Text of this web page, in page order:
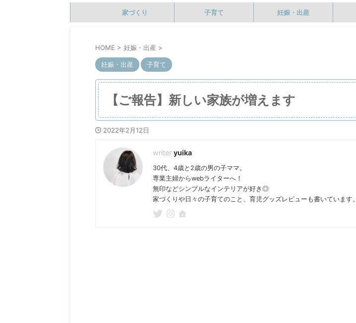
家づくり 子育て 妊娠・出産
HOME > 妊娠・出産 >
妊娠・出産 子育て
【ご報告】新しい家族が増えます
2022年2月12日
yuika
30代、4歳と2歳の男の子ママ。
専業主婦からwebライターへ！
無印などシンプルなインテリアが好き◎
家づくりや日々の子育てのこと、育児グッズレビューも書いています。